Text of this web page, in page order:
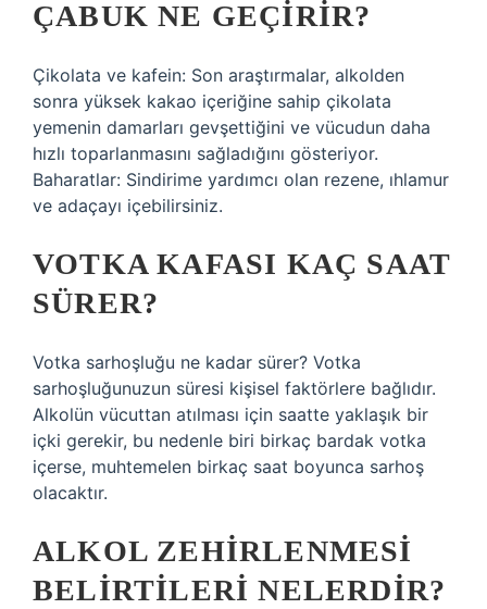
ÇABUK NE GEÇIRIR?
Çikolata ve kafein: Son araştırmalar, alkolden
sonra yüksek kakao içeriğine sahip çikolata
yemenin damarları gevşettiğini ve vücudun daha
hızlı toparlanmasını sağladığını gösteriyor.
Baharatlar: Sindirime yardımcı olan rezene, ıhlamur
ve adaçayı içebilirsiniz.
VOTKA KAFASI KAÇ SAAT
SÜRER?
Votka sarhoşluğu ne kadar sürer? Votka
sarhoşluğunuzun süresi kişisel faktörlere bağlıdır.
Alkolün vücuttan atılması için saatte yaklaşık bir
içki gerekir, bu nedenle biri birkaç bardak votka
içerse, muhtemelen birkaç saat boyunca sarhoş
olacaktır.
ALKOL ZEHIRLENMESI
BELIRTILERI NELERDIR?